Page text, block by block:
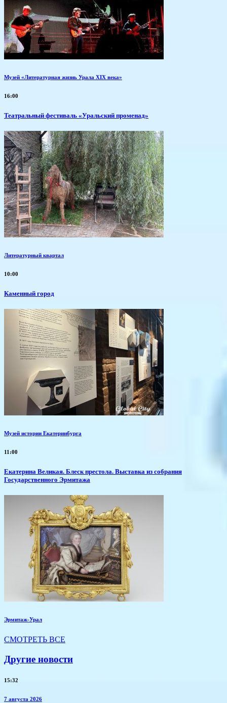
Музей «Литературная жизнь Урала XIX века»
16:00
Театральный фестиваль «Уральский променад»
Литературный квартал
10:00
Каменный город
Музей истории Екатеринбурга
11:00
Екатерина Великая. Блеск престола. Выставка из собрания
Государственного Эрмитажа
Эрмитаж-Урал
СМОТРЕТЬ ВСЕ
Другие новости
15:32
7 августа 2026